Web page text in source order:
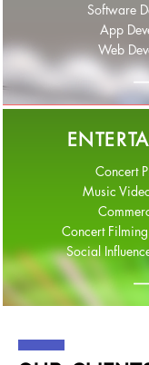
Software
App
Web
Concert
Music
Concert
Social